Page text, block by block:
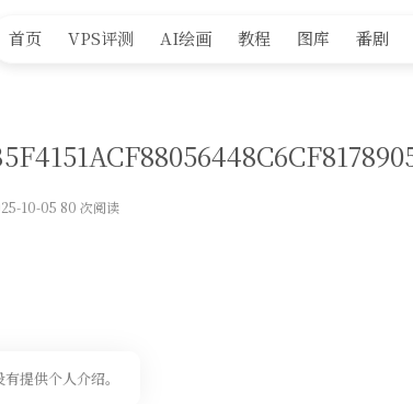
首页 VPS评测 AI绘画 教程 图库 番剧
10-05 80 次阅读
提供个人介绍。